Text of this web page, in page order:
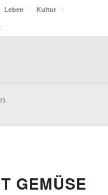
Leben
Kultur
GEMÜSE